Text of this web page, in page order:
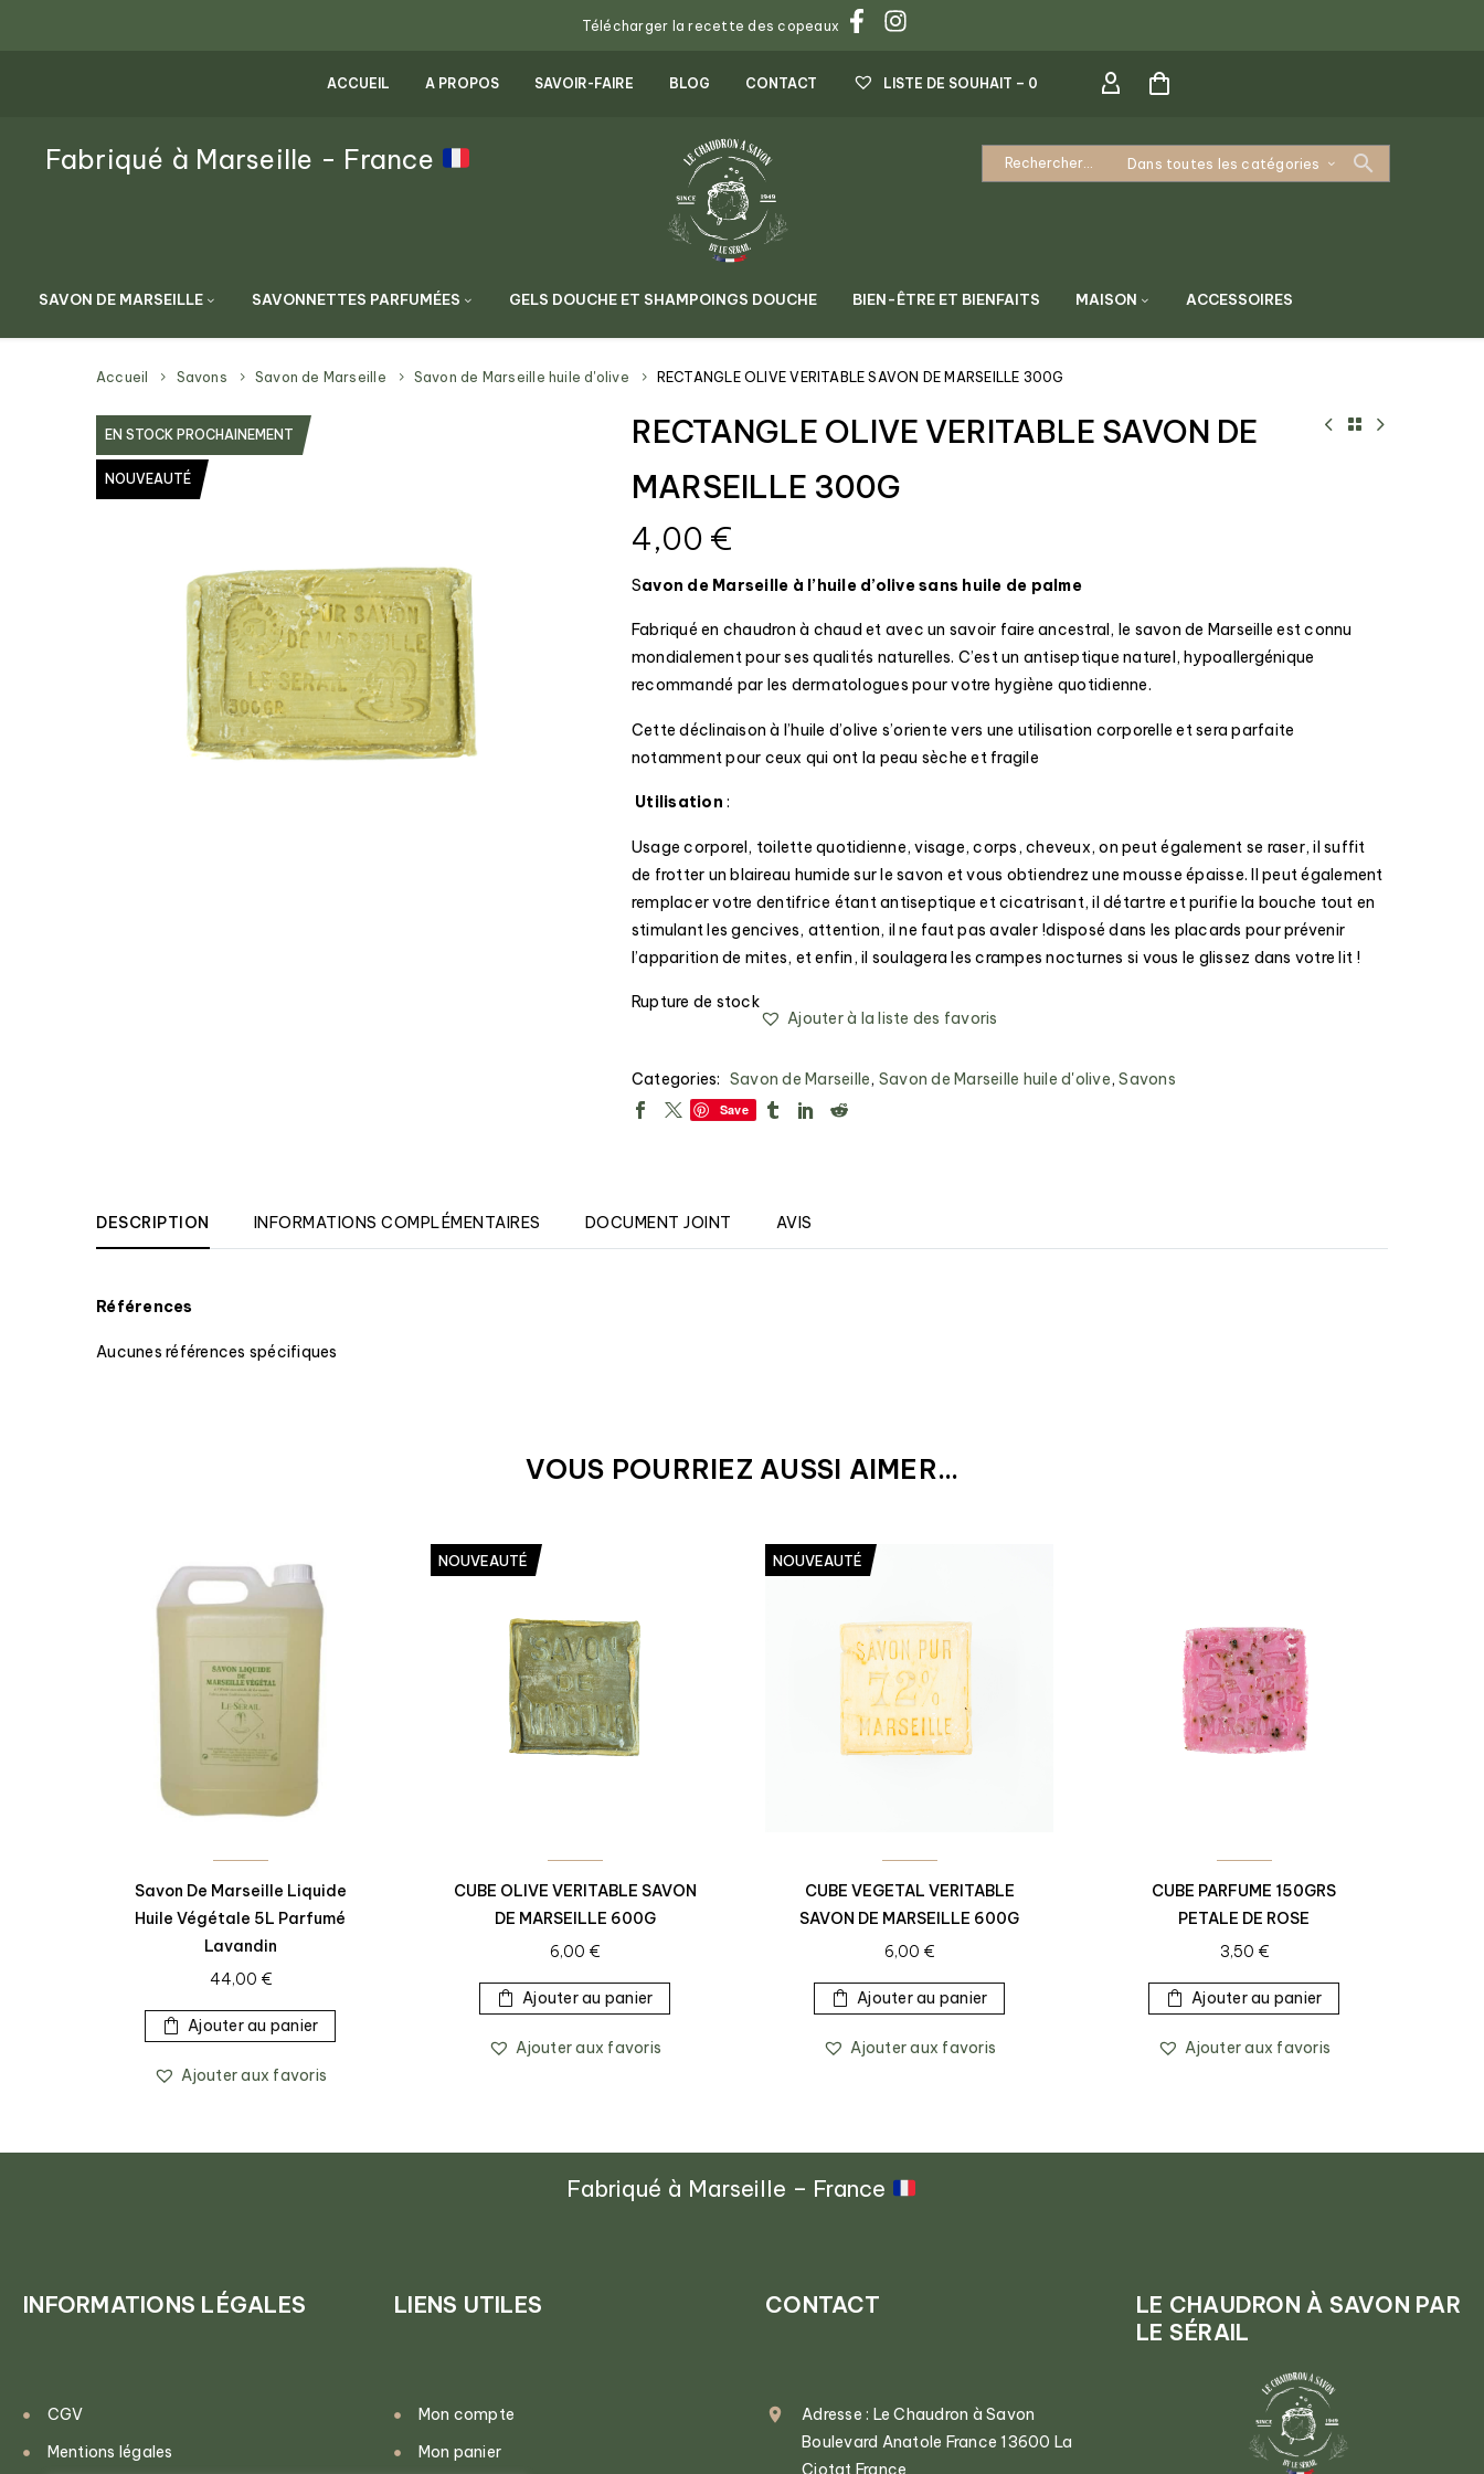
Télécharger la recette des copeaux
ACCUEIL A PROPOS SAVOIR-FAIRE BLOG CONTACT LISTE DE SOUHAIT – 0
Fabriqué à Marseille - France Dans toutes les catégories
SAVON DE MARSEILLE SAVONNETTES PARFUMÉES GELS DOUCHE ET SHAMPOINGS DOUCHE BIEN-ÊTRE ET BIENFAITS MAISON ACCESSOIRES
Accueil Savons Savon de Marseille Savon de Marseille huile d'olive RECTANGLE OLIVE VERITABLE SAVON DE MARSEILLE 300G
EN STOCK PROCHAINEMENT
NOUVEAUTÉ
RECTANGLE OLIVE VERITABLE SAVON DE
MARSEILLE 300G
4,00 €
Savon de Marseille à l’huile d’olivesans huile de palme
Fabriqué en chaudron à chaud et avec un savoir faire ancestral, le savon de Marseille est connu
mondialement pour ses qualités naturelles. C’est un antiseptique naturel, hypoallergénique
recommandé par les dermatologues pour votre hygiène quotidienne.
Cette déclinaison à l’huile d’olive s’oriente vers une utilisation corporelle et sera parfaite
notamment pour ceux qui ont la peau sèche et fragile
Utilisation :
Usage corporel, toilette quotidienne, visage, corps, cheveux, on peut également se raser, il suffit
de frotter un blaireau humide sur le savon et vous obtiendrez une mousse épaisse. Il peut également
remplacer votre dentifrice étant antiseptique et cicatrisant, il détartre et purifie la bouche tout en
stimulant les gencives, attention, il ne faut pas avaler !disposé dans les placards pour prévenir
l’apparition de mites, et enfin, il soulagera les crampes nocturnes si vous le glissez dans votre lit !
Rupture de stock
Ajouter à la liste des favoris
Categories: Savon de Marseille, Savon de Marseille huile d'olive,Savons
Save
DESCRIPTION INFORMATIONS COMPLÉMENTAIRES DOCUMENT JOINT AVIS
Références
Aucunes références spécifiques
VOUS POURRIEZ AUSSI AIMER...
Savon De Marseille Liquide
Huile Végétale 5L Parfumé
Lavandin
44,00 €
Ajouter au panier
Ajouter aux favoris
NOUVEAUTÉ
CUBE OLIVE VERITABLE SAVON
DE MARSEILLE 600G
6,00 €
Ajouter au panier
Ajouter aux favoris
NOUVEAUTÉ
CUBE VEGETAL VERITABLE
SAVON DE MARSEILLE 600G
6,00 €
Ajouter au panier
Ajouter aux favoris
CUBE PARFUME 150GRS
PETALE DE ROSE
3,50 €
Ajouter au panier
Ajouter aux favoris
Fabriqué à Marseille – France
INFORMATIONS LÉGALES
CGV
Mentions légales
LIENS UTILES
Mon compte
Mon panier
CONTACT
Adresse : Le Chaudron à Savon
Boulevard Anatole France 13600 La
Ciotat France
LE CHAUDRON À SAVON PAR
LE SÉRAIL